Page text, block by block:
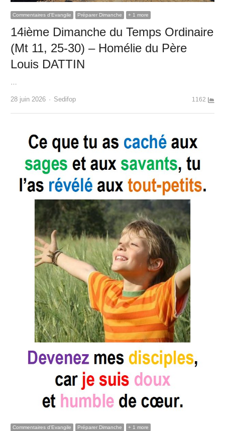
Commentaires d'Evangile Préparer Dimanche + 1 more
14ième Dimanche du Temps Ordinaire
(Mt 11, 25-30) – Homélie du Père
Louis DATTIN
…
28 juin 2026 Author
Sedifop 1162
Commentaires d'Evangile Préparer Dimanche + 1 more